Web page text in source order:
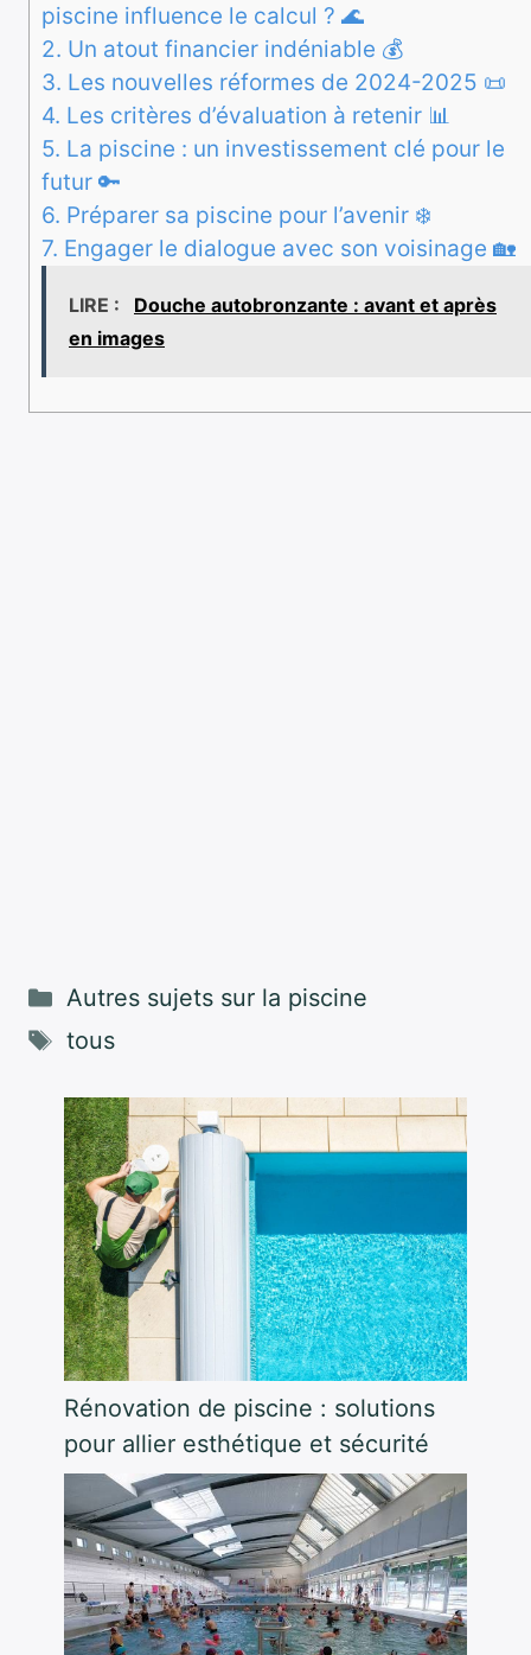
piscine influence le calcul ? 🌊
2. Un atout financier indéniable 💰
3. Les nouvelles réformes de 2024-2025 📜
4. Les critères d’évaluation à retenir 📊
5. La piscine : un investissement clé pour le
futur 🔑
6. Préparer sa piscine pour l’avenir ❄️
7. Engager le dialogue avec son voisinage 🏡
LIRE :
Douche autobronzante : avant et après
en images
Catégories
Autres sujets sur la piscine
Étiquettes
tous
Rénovation de piscine : solutions
pour allier esthétique et sécurité